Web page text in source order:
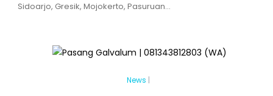
Sidoarjo, Gresik, Mojokerto, Pasuruan...
News |